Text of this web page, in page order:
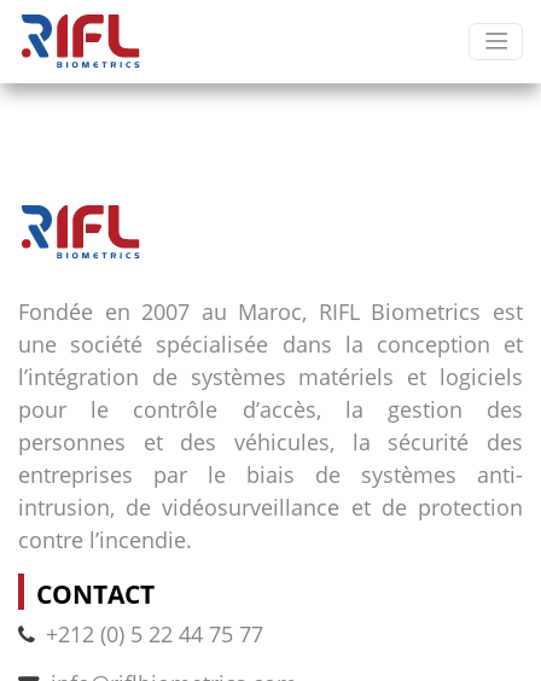
Fondée en 2007 au Maroc, RIFL Biometrics est
une société spécialisée dans la conception et
l’intégration de systèmes matériels et logiciels
pour le contrôle d’accès, la gestion des
personnes et des véhicules, la sécurité des
entreprises par le biais de systèmes anti-
intrusion, de vidéosurveillance et de protection
contre l’incendie.
CONTACT
+212 (0) 5 22 44 75 77